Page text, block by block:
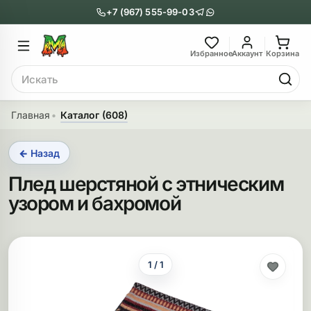
+7 (967) 555-99-03
ИзбранноеАккаунт Корзина
Поиск
Главное меню
Бонги
бонги
бонги
Главное
Трубки
Металлические
Главная Каталог (608)
← Назад
Плед шерстяной с этническим
узором и бахромой
1 / 1